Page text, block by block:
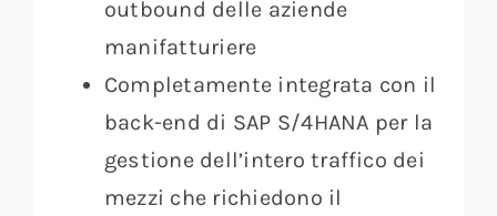
outbound delle aziende
manifatturiere
Completamente integrata con il
back-end di SAP S/4HANA per la
gestione dell’intero traffico dei
mezzi che richiedono il